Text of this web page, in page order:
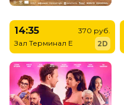
14:35
Зал Терминал E
370 руб.
2D